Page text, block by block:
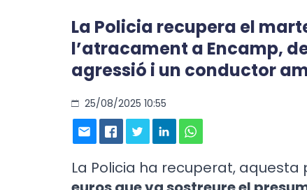
La Policia recupera el
l’atracament a Encamp,
agressió i un conductor
25/08/2025 10:55
La Policia ha recuperat, aquesta